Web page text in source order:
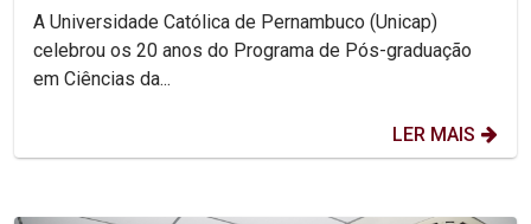
A Universidade Católica de Pernambuco (Unicap)
celebrou os 20 anos do Programa de Pós-graduação
em Ciências da...
LER MAIS